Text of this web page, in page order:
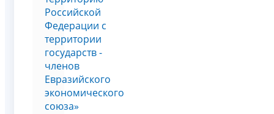
Российской
Федерации с
территории
государств -
членов
Евразийского
экономического
союза»